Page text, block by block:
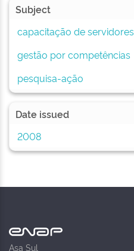
Subject
capacitação de servidores
gestão por competências
pesquisa-ação
Date issued
2008
Asa Sul